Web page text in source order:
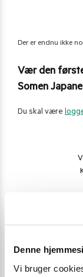
Denne
Vi bruger
Der er endnu ikke
Vær den
Somen
Du skal være
Gode